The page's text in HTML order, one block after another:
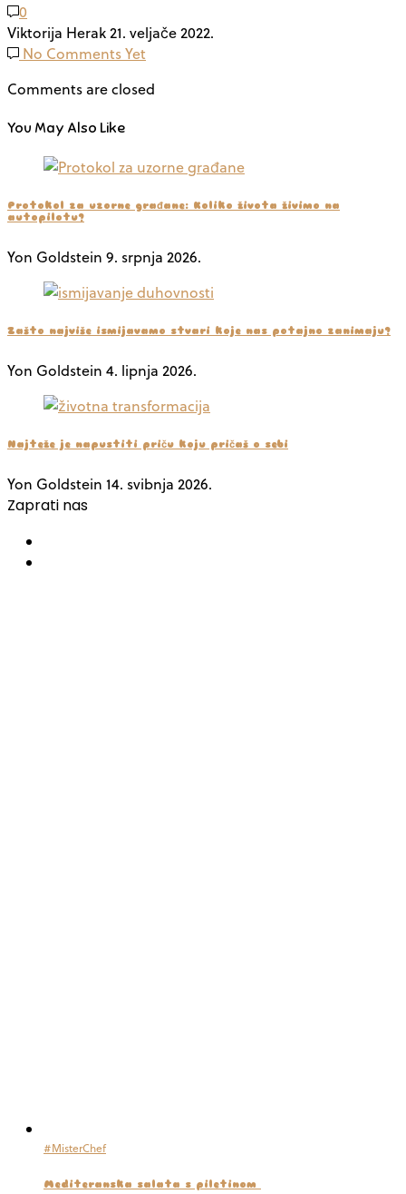
0
Viktorija Herak21. veljače 2022.
No Comments Yet
Comments are closed
You May Also Like
Protokol za uzorne građane: Koliko života živimo na
autopilotu?
Yon Goldstein 9. srpnja 2026.
Zašto najviše ismijavamo stvari koje nas potajno zanimaju?
Yon Goldstein 4. lipnja 2026.
Najteže je napustiti priču koju pričaš o sebi
Yon Goldstein 14. svibnja 2026.
Zaprati nas
#MisterChef
Mediteranska salata s piletinom